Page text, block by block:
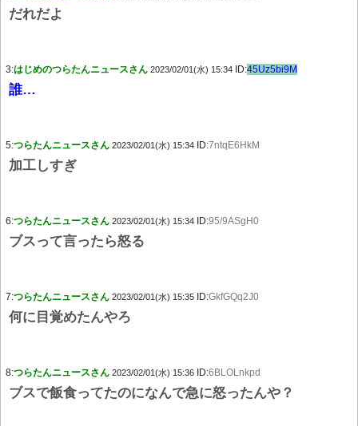
だれだよ
3:はじめのつらたんニュースさん 2023/02/01(水) 15:34 ID:45Uz5bi9M
誰…
5:つらたんニュースさん 2023/02/01(水) 15:34 ID:7ntqE6HkM
加工しすぎ
6:つらたんニュースさん 2023/02/01(水) 15:34 ID:95/9ASgH0
ブスって言ったら怒る
7:つらたんニュースさん 2023/02/01(水) 15:35 ID:GkfGQq2J0
何に目覚めたんやろ
8:つらたんニュースさん 2023/02/01(水) 15:36 ID:6BLOLnkpd
ブスで飯食ってたのになんで急に怒ったんや？